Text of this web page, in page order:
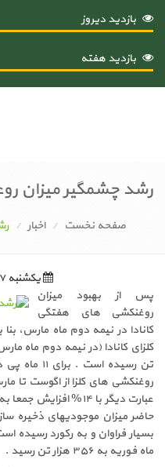
بازدید دیروز
بازدید هفته
رشد چشمگیر میزان
صفحه نخست اخبار
یکشنبه ۲۷ فروردین ۱۳۹۶
پس از بهبود میزان
روغنکشی های هفتگی
کانادا در نیمه دوم ماه مارس،
تن رسیده
حاضر میزان موجودیهای ذخیره
بسیار فراوان و به رکورد رسیده
ماه فوریه به ۳۵۶ هزار تن رسید .